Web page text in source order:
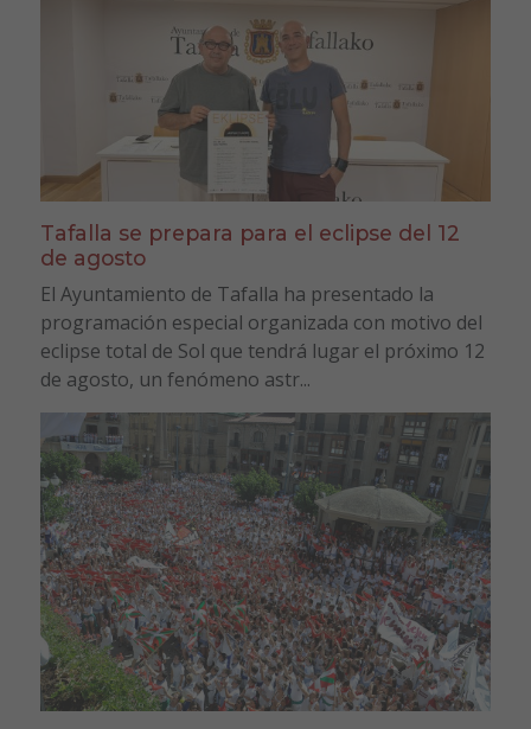
Tafalla se prepara para el eclipse del 12
de agosto
El Ayuntamiento de Tafalla ha presentado la
programación especial organizada con motivo del
eclipse total de Sol que tendrá lugar el próximo 12
de agosto, un fenómeno astr...